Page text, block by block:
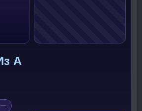
А
—